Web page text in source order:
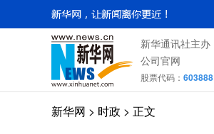
新华通讯社主办
公司官网
股票代码： 603888
新华网 > 时政 > 正文